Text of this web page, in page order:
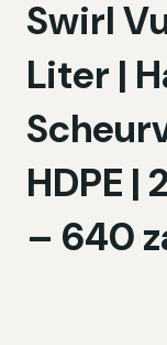
Swirl
Liter |
HDPE |
– 640